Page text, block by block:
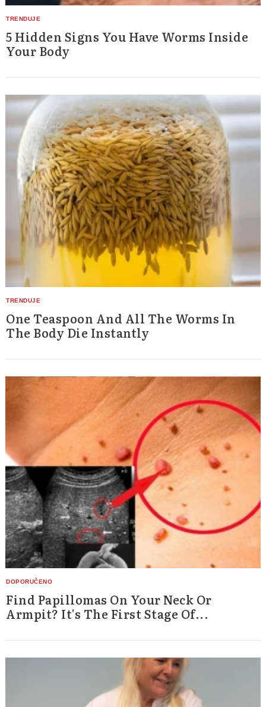
5 Hidden Signs You Have Worms Inside
Your Body
One Teaspoon And All The Worms In
The Body Die Instantly
Find Papillomas On Your Neck Or
Armpit? It's The First Stage Of...